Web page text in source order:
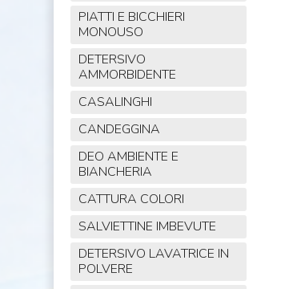
PIATTI E BICCHIERI
MONOUSO
DETERSIVO
AMMORBIDENTE
CASALINGHI
CANDEGGINA
DEO AMBIENTE E
BIANCHERIA
CATTURA COLORI
SALVIETTINE IMBEVUTE
DETERSIVO LAVATRICE IN
POLVERE